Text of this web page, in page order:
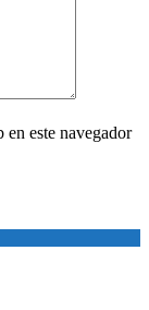
este navegador